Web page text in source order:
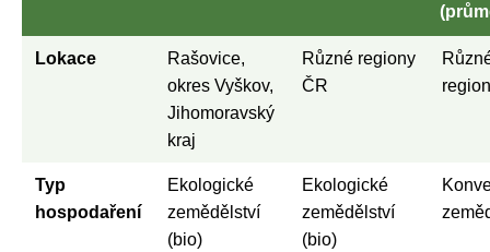
Lokace
Rašovice,
okres Vyškov,
Jihomoravský
kraj
Různé regiony
ČR
Typ
hospodaření
Ekologické
zemědělství
(bio)
Ekologické
zemědělství
(bio)